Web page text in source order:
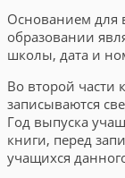
Основанием для
образовании
школы, дата и
Во второй части
записываются
Год выпуска
книги, перед
учащихся